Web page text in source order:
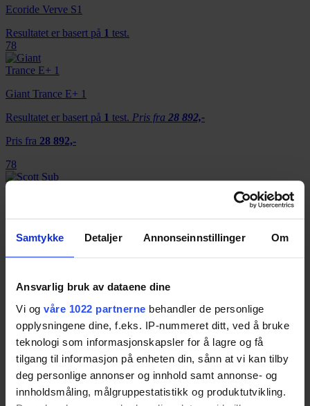
Samtykke Detaljer Annonseinnstillinger Om
Ansvarlig bruk av dataene dine
Vi og våre 1022 partnerne behandler de personlige
opplysningene dine, f.eks. IP-nummeret ditt, ved å bruke
teknologi som informasjonskapsler for å lagre og få
tilgang til informasjon på enheten din, sånn at vi kan tilby
deg personlige annonser og innhold samt annonse- og
innholdsmåling, målgruppestatistikk og produktutvikling.
Ecoride Verve S1
Resultatet er basert på 1 test.
78
Giant Trance E+ 1
Resultatet er basert på 1 test. Pris fra 28 892,-
Pris fra 28 892,-
78
Resultatet er basert på1test. Pris fra33 749,-
Pris fra33 749,-
Mondraker Chaser+
Resultatet er basert på1test. Pris fra54 000,-
Pris fra54 000,-